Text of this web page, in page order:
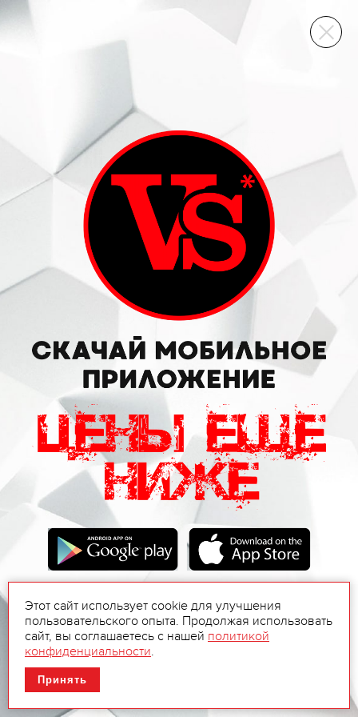
ВИННЫЙ СКЛАД
Этот сайт использует cookie для улучшения
пользовательского опыта. Продолжая использовать
сайт, вы соглашаетесь с нашей политикой
конфиденциальности.
Принять